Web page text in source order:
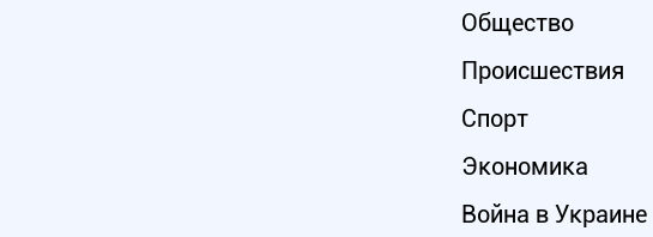
Общество
Происшествия
Спорт
Экономика
Война в Украине